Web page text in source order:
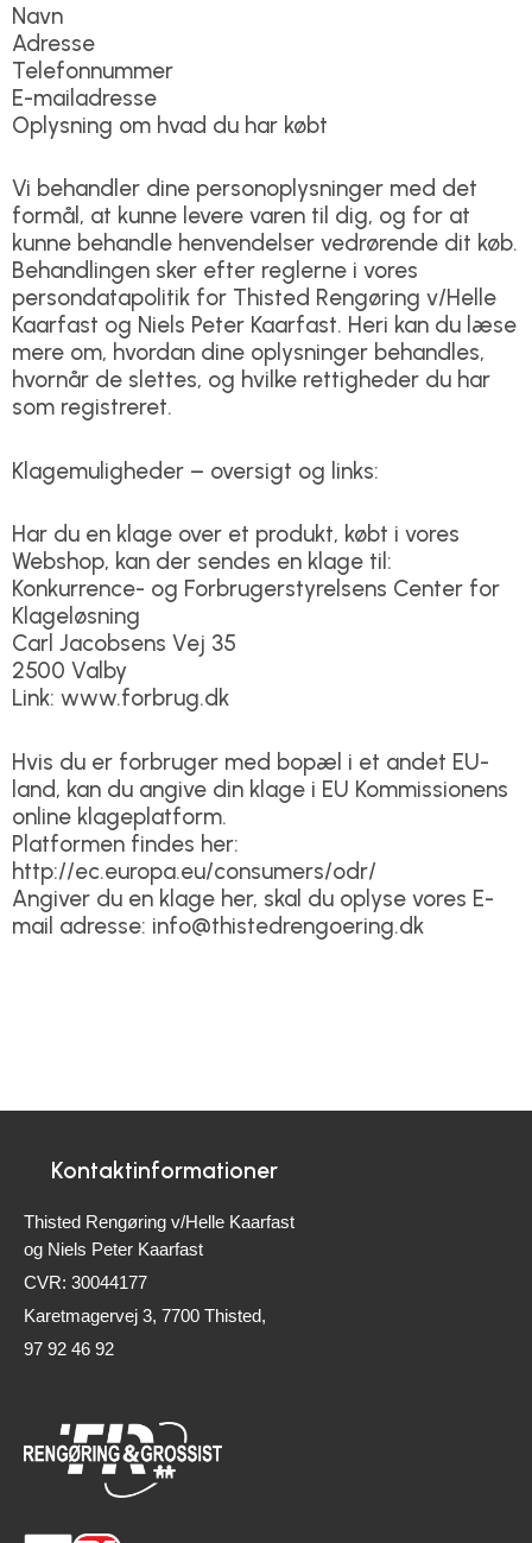
Navn
Adresse
Telefonnummer
E-mailadresse
Oplysning om hvad du har købt
Vi behandler dine personoplysninger med det
formål, at kunne levere varen til dig, og for at
kunne behandle henvendelser vedrørende dit køb.
Behandlingen sker efter reglerne i vores
persondatapolitik for Thisted Rengøring v/Helle
Kaarfast og Niels Peter Kaarfast. Heri kan du læse
mere om, hvordan dine oplysninger behandles,
hvornår de slettes, og hvilke rettigheder du har
som registreret.
Klagemuligheder – oversigt og links:
Har du en klage over et produkt, købt i vores
Webshop, kan der sendes en klage til:
Konkurrence- og Forbrugerstyrelsens Center for
Klageløsning
Carl Jacobsens Vej 35
2500 Valby
Link: www.forbrug.dk
Hvis du er forbruger med bopæl i et andet EU-
land, kan du angive din klage i EU Kommissionens
online klageplatform.
Platformen findes her:
http://ec.europa.eu/consumers/odr/
Angiver du en klage her, skal du oplyse vores E-
mail adresse: info@thistedrengoering.dk
Kontaktinformationer
Thisted Rengøring v/Helle Kaarfast
og Niels Peter Kaarfast
CVR: 30044177
Karetmagervej 3, 7700 Thisted,
97 92 46 92